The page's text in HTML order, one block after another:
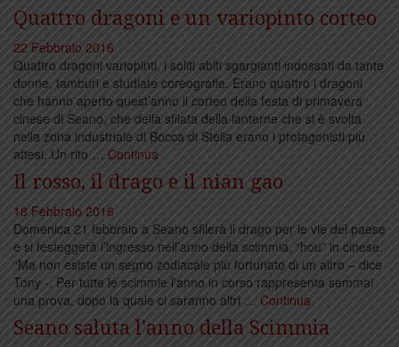
Quattro dragoni e un variopinto corteo
22 Febbraio 2016
Quattro dragoni variopinti, i soliti abiti sgargianti indossati da tante
donne, tamburi e studiate coreografie. Erano quattro i dragoni
che hanno aperto quest’anno il corteo della festa di primavera
cinese di Seano, che della sfilata della lanterne che si è svolta
nella zona industriale di Bocca di Stella erano i protagonisti più
attesi. Un rito … Continua
Il rosso, il drago e il nian gao
18 Febbraio 2016
Domenica 21 febbraio a Seano sfilerà il drago per le vie del paese
e si festeggerà l’ingresso nell’anno della scimmia, “hou” in cinese.
“Ma non esiste un segno zodiacale più fortunato di un altro – dice
Tony -. Per tutte le scimmie l’anno in corso rappresenta semmai
una prova, dopo la quale ci saranno altri … Continua
Seano saluta l'anno della Scimmia